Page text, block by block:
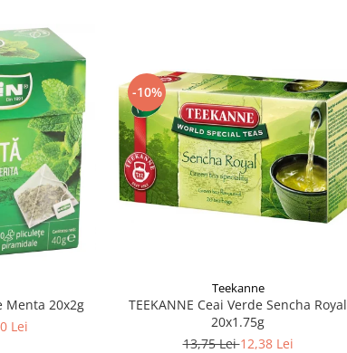
Menta 20x2g
Lei
-10%
Teekanne
TEEKANNE Ceai Verde Sencha Royal
20x1.75g
13,75 Lei12,38 Lei